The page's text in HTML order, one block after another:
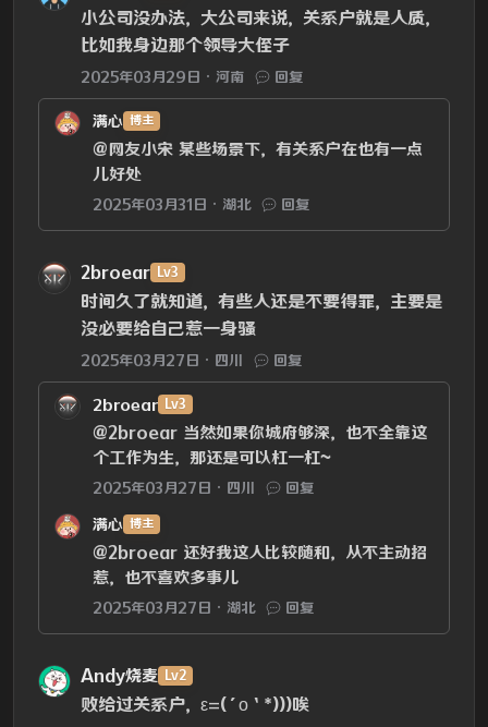
小公司没办法，大公司来说，关系户就是人质，
比如我身边那个领导大侄子
2025年03月29日 河南 回复
满心 博主
@网友小宋 某些场景下，有关系户在也有一点
儿好处
2025年03月31日 湖北 回复
2broear Lv3
时间久了就知道，有些人还是不要得罪，主要是
没必要给自己惹一身骚
2025年03月27日 四川 回复
2broear Lv3
@2broear 当然如果你城府够深，也不全靠这
个工作为生，那还是可以杠一杠~
2025年03月27日 四川 回复
满心 博主
@2broear 还好我这人比较随和，从不主动招
惹，也不喜欢多事儿
2025年03月27日 湖北 回复
Andy烧麦 Lv2
败给过关系户，ε=(´ο｀*)))唉